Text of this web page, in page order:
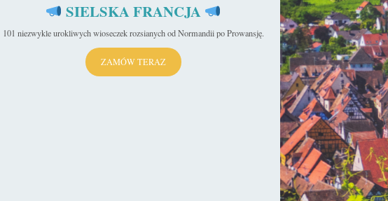
SIELSKA FRANCJA
101 niezwykle urokliwych wioseczek rozsianych od Normandii po Prowansję.
ZAMÓW TERAZ